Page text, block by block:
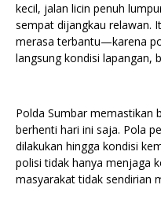
kecil, jalan licin penuh
sempat dijangkau relawan.
merasa terbantu—karena
langsung kondisi lapangan,
Polda Sumbar memastikan
berhenti hari ini saja. Pola
dilakukan hingga kondisi
polisi tidak hanya menjaga
masyarakat tidak sendirian